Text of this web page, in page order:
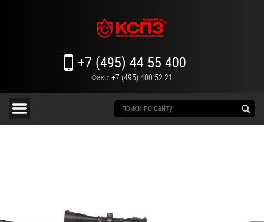
+7 (495) 44 55 400
Факс: +7 (495) 400 52 21